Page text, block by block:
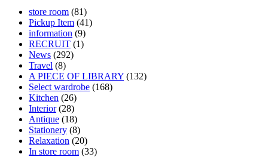
store room (81)
Pickup Item (41)
information (9)
RECRUIT (1)
News (292)
Travel (8)
A PIECE OF LIBRARY (132)
Select wardrobe (168)
Kitchen (26)
Interior(28)
Antique (18)
Stationery (8)
Relaxation (20)
In store room (33)